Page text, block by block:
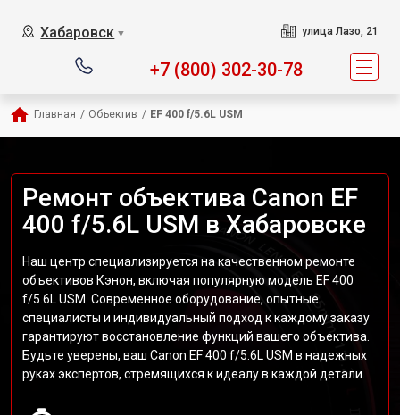
Хабаровск ▼ улица Лазо, 21
+7 (800) 302-30-78
Главная / Объектив / EF 400 f/5.6L USM
Ремонт объектива Canon EF
400 f/5.6L USM в Хабаровске
Наш центр специализируется на качественном ремонте
объективов Кэнон, включая популярную модель EF 400
f/5.6L USM. Современное оборудование, опытные
специалисты и индивидуальный подход к каждому заказу
гарантируют восстановление функций вашего объектива.
Будьте уверены, ваш Canon EF 400 f/5.6L USM в надежных
руках экспертов, стремящихся к идеалу в каждой детали.